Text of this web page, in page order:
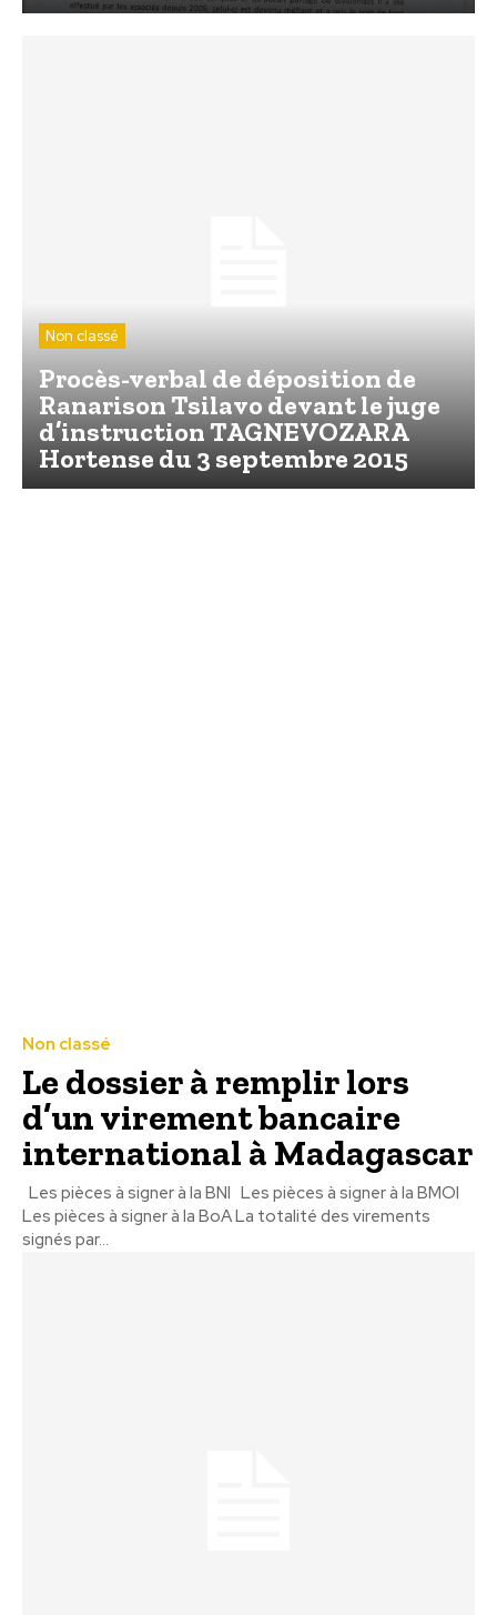
Non classé
Procès-verbal de déposition de
Ranarison Tsilavo devant le juge
d’instruction TAGNEVOZARA
Hortense du 3 septembre 2015
Non classé
Le dossier à remplir lors
d’un virement bancaire
international à Madagascar
Les pièces à signer à la BNI Les pièces à signer à la BMOI
Les pièces à signer à la BoA La totalité des virements
signés par...